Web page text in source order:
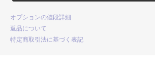
オプションの値段詳細
返品について
特定商取引法に基づく表記